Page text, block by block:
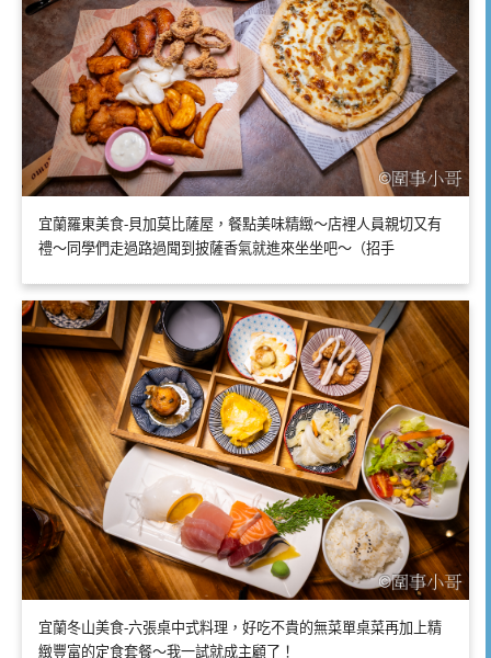
宜蘭羅東美食-貝加莫比薩屋，餐點美味精緻～店裡人員親切又有
禮～同學們走過路過聞到披薩香氣就進來坐坐吧～（招手
宜蘭冬山美食-六張桌中式料理，好吃不貴的無菜單桌菜再加上精
緻豐富的定食套餐～我一試就成主顧了！